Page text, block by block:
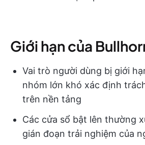
Giới hạn của
Vai trò người dùng bị giới
nhóm lớn khó xác định
trên nền tảng
Các cửa sổ bật lên thường
gián đoạn trải nghiệm của